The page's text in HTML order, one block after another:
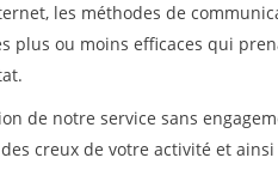
les méthodes de
plus ou moins efficaces qui
de notre service sans
creux de votre activité et